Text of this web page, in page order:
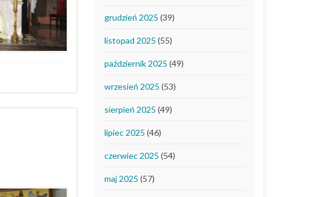
grudzień 2025 (39)
listopad 2025 (55)
październik 2025 (49)
wrzesień 2025 (53)
sierpień 2025 (49)
lipiec 2025 (46)
czerwiec 2025 (54)
maj 2025 (57)